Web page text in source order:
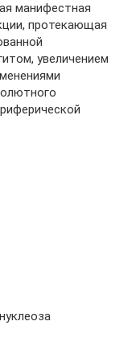
манифестная
протекающая
увеличением